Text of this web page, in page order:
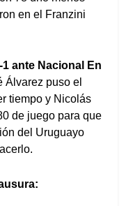
en el Franzini
ante Nacional En
Álvarez puso el
tiempo y Nicolás
de juego para que
del Uruguayo